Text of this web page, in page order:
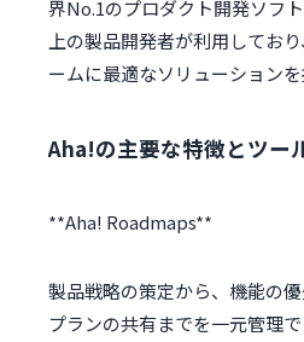
界No.1のプロダクト開発ソフ
上の製品開発者が利用してお
ームに最適なソリューションを
Aha!の主要な特徴とツー
製品戦略の策定から、機能の
プランの共有までを一元管理